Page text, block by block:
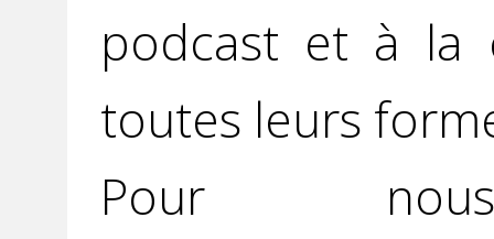
podcast et à la
toutes leurs
Pour